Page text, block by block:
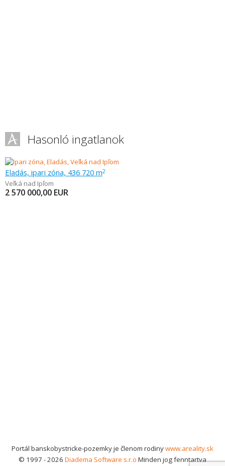
Hasonló ingatlanok
Eladás, ipari zóna, 436 720 m2
Veľká nad Ipľom
2 570 000,00 EUR
Portál banskobystricke-pozemky je členom rodinywww.areality.sk
© 1997 - 2026 Diadema Software s.r.o Minden jog fenntartva